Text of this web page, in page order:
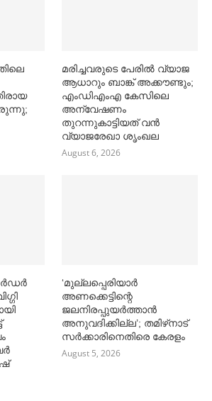
മരിച്ചവരുടെ പേരിൽ വ്യാജ
ആധാറും ബാങ്ക് അക്കൗണ്ടും;
എംഡിഎംഎ കേസിലെ
അന്വേഷണം
തുറന്നുകാട്ടിയത് വൻ
വ്യാജരേഖാ ശൃംഖല
August 6, 2026
‘മുല്ലപ്പെരിയാര്‍
അണക്കെട്ടിന്റെ
ജലനിരപ്പുയര്‍ത്താൻ
അനുവദിക്കില്ല’; തമിഴ്‌നാട്
സര്‍ക്കാരിനെതിരെ കേരളം
August 5, 2026